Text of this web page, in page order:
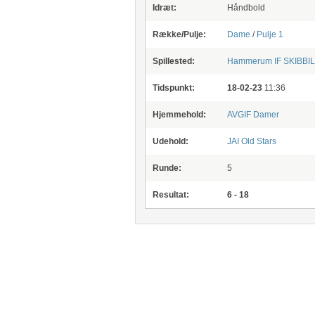
Idræt: Håndbold
Række/Pulje: Dame / Pulje 1
Spillested: Hammerum IF
Tidspunkt: 18-02-23 11:36
Hjemmehold: AVGIF Damer
Udehold: JAI Old Stars
Runde: 5
Resultat: 6 - 18